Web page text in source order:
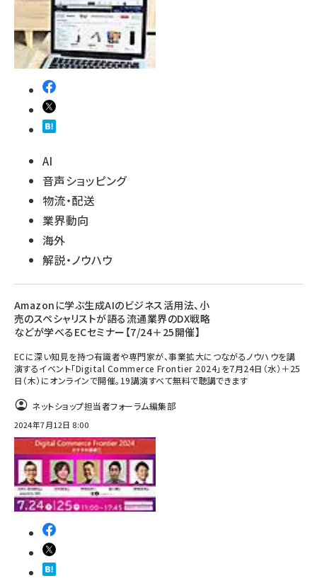
AI
音声ショッピング
物流・配送
業界動向
海外
解説・ノウハウ
Amazonに学ぶ生成AIのビジネス活用法、小
売のスペシャリストが語る流通業界のDX戦略
などが学べるECセミナー【7/24＋25開催】
ECに深い知見を持つ有識者や専門家が、事業拡大につながるノウハウを講
演するイベント「Digital Commerce Frontier 2024」を7月24日（水）＋25
日（木）にオンラインで開催。19講演すべて無料で聴講できます
ネットショップ担当者フォーラム編集部
2024年7月12日 8:00